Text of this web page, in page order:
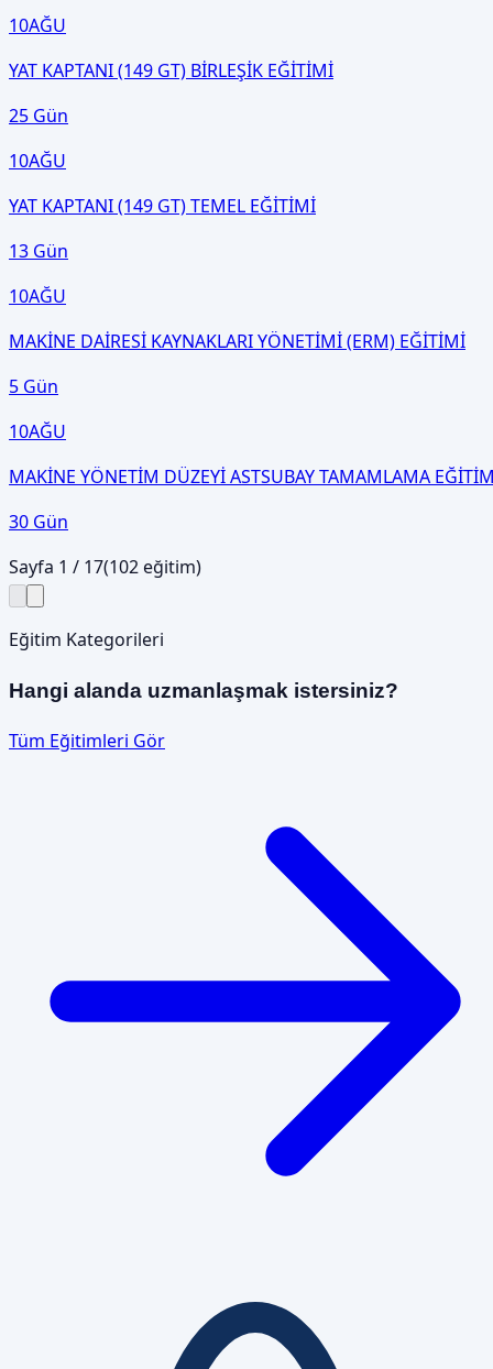
10AĞU
YAT KAPTANI (149 GT) BİRLEŞİK EĞİTİMİ
25 Gün
10AĞU
YAT KAPTANI (149 GT) TEMEL EĞİTİMİ
13 Gün
10AĞU
MAKİNE DAİRESİ KAYNAKLARI YÖNETİMİ (ERM) EĞİTİMİ
5 Gün
10AĞU
MAKİNE YÖNETİM DÜZEYİ ASTSUBAY TAMAMLAMA
30 Gün
Sayfa 1 / 17(102eğitim)
Eğitim Kategorileri
Hangi alanda uzmanlaşmak istersiniz?
Tüm Eğitimleri Gör